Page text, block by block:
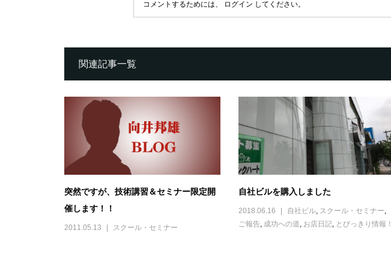
コメントするためには、 ログイン してください。
関連記事一覧
突然ですが、技術講習＆セミナー限定開
催します！！
2011.05.13 スクール・セミナー
自社ビルを購入しました
2018.06.16 自社ビル, スクール・セミナー,
ご報告, 成功への道, お店日記, とびっきり情報！